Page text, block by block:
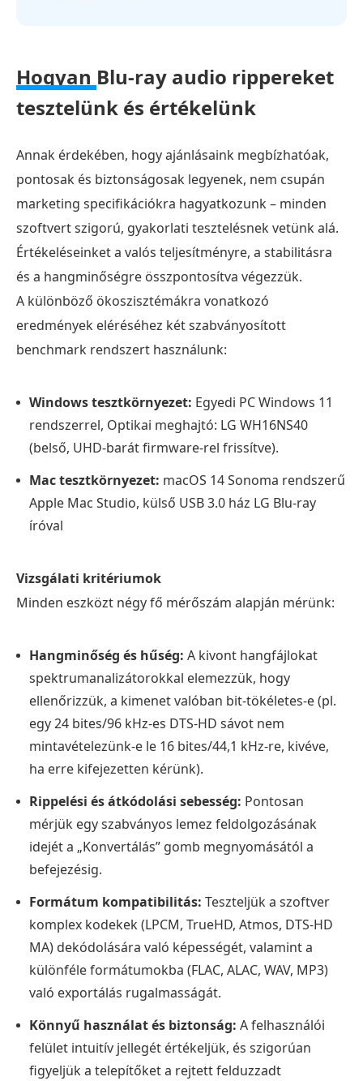
Hogyan Blu-ray audio rippereket
tesztelünk és értékelünk
Annak érdekében, hogy ajánlásaink megbízhatóak,
pontosak és biztonságosak legyenek, nem csupán
marketing specifikációkra hagyatkozunk – minden
szoftvert szigorú, gyakorlati tesztelésnek vetünk alá.
Értékeléseinket a valós teljesítményre, a stabilitásra
és a hangminőségre összpontosítva végezzük.
A különböző ökoszisztémákra vonatkozó
eredmények eléréséhez két szabványosított
benchmark rendszert használunk:
Windows tesztkörnyezet: Egyedi PC Windows 11
rendszerrel, Optikai meghajtó: LG WH16NS40
(belső, UHD-barát firmware-rel frissítve).
Mac tesztkörnyezet: macOS 14 Sonoma rendszerű
Apple Mac Studio, külső USB 3.0 ház LG Blu-ray
íróval
Vizsgálati kritériumok
Minden eszközt négy fő mérőszám alapján mérünk:
Hangminőség és hűség: A kivont hangfájlokat
spektrumanalizátorokkal elemezzük, hogy
ellenőrizzük, a kimenet valóban bit-tökéletes-e (pl.
egy 24 bites/96 kHz-es DTS-HD sávot nem
mintavételezünk-e le 16 bites/44,1 kHz-re, kivéve,
ha erre kifejezetten kérünk).
Rippelési és átkódolási sebesség: Pontosan
mérjük egy szabványos lemez feldolgozásának
idejét a „Konvertálás” gomb megnyomásától a
befejezésig.
Formátum kompatibilitás: Teszteljük a szoftver
komplex kodekek (LPCM, TrueHD, Atmos, DTS-HD
MA) dekódolására való képességét, valamint a
különféle formátumokba (FLAC, ALAC, WAV, MP3)
való exportálás rugalmasságát.
Könnyű használat és biztonság: A felhasználói
felület intuitív jellegét értékeljük, és szigorúan
figyeljük a telepítőket a rejtett felduzzadt